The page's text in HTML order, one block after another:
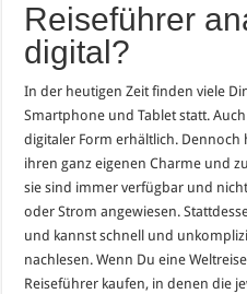
Reiseführer
digital?
In der heutigen Zeit finden viele
Smartphone und Tablet statt.
digitaler Form erhältlich.
ihren ganz eigenen Charme und
sie sind immer verfügbar und
oder Strom angewiesen.
und kannst schnell und
nachlesen. Wenn Du eine
Reiseführer kaufen, in denen die